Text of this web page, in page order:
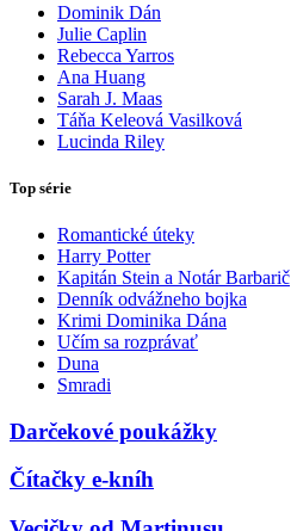
Dominik Dán
Julie Caplin
Rebecca Yarros
Ana Huang
Sarah J. Maas
Táňa Keleová Vasilková
Lucinda Riley
Top série
Romantické úteky
Harry Potter
Kapitán Stein a Notár Barbarič
Denník odvážneho bojka
Krimi Dominika Dána
Učím sa rozprávať
Duna
Smradi
Darčekové poukážky
Čítačky e-kníh